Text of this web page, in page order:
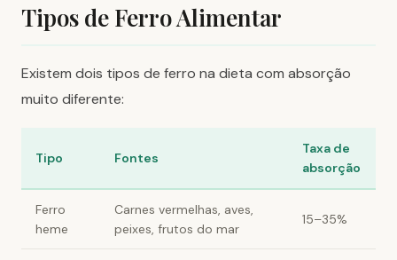
Tipos de Ferro Alimentar
Existem dois tipos de ferro na dieta com absorção
muito diferente:
Tipo Fontes
Taxa de
absorção
Ferro
heme
Carnes vermelhas, aves,
peixes, frutos do mar
15–35%